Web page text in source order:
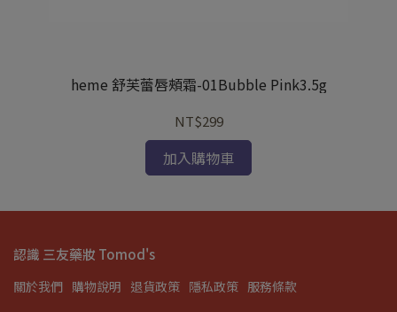
heme 舒芙蕾唇頰霜-01Bubble Pink3.5g
NT$299
加入購物車
認識 三友藥妝 Tomod's
關於我們 購物說明 退貨政策 隱私政策 服務條款